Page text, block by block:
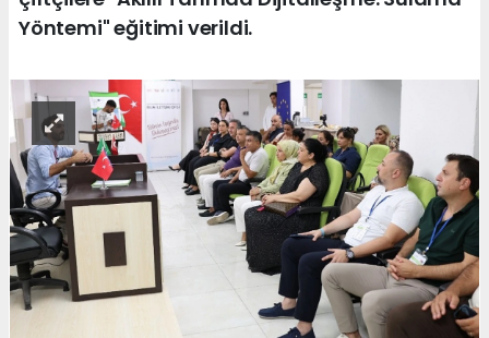
Yöntemi" eğitimi verildi.